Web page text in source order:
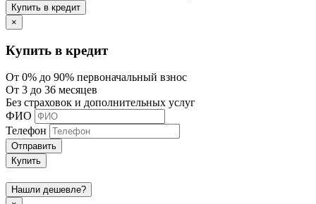
Купить в кредит
×
Купить в кредит
От 0% до 90% первоначальный взнос
От 3 до 36 месяцев
Без страховок и дополнительных услуг
ФИО
Телефон
Отправить
Купить
Нашли дешевле?